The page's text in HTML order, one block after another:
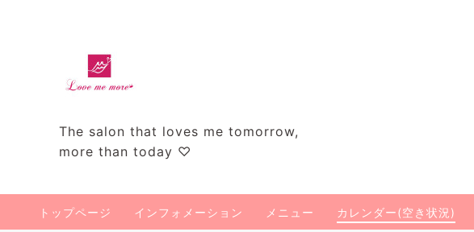
The salon that loves me tomorrow,
more than today ♡
トップページ インフォメーション メニュー カレンダー(空き状況)